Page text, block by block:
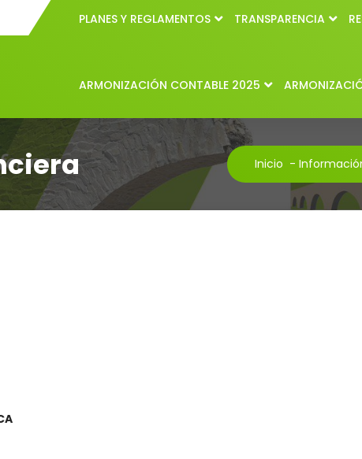
PLANES Y REGLAMENTOS TRANSPARENCIA
ARMONIZACIÓN CONTABLE 2025
Inicio -